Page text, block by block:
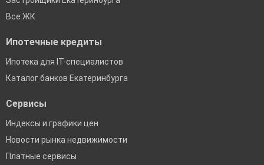
Все ЖК
Ипотечные кредиты
Ипотека для IT-специалистов
Каталог банков Екатеринбурга
Сервисы
Индексы и графики цен
Новости рынка недвижимости
Платные сервисы